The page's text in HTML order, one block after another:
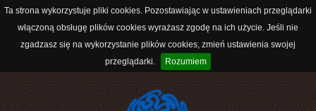
Ta strona wykorzystuje pliki cookies. Pozostawiając w ustawieniach przeglądarki
włączoną obsługę plików cookies wyrażasz zgodę na ich użycie. Jeśli nie
zgadzasz się na wykorzystanie plików cookies, zmień ustawienia swojej
przeglądarki.
Rozumiem